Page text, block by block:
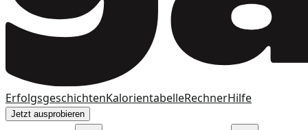
ErfolgsgeschichtenKalorientabelleRechnerHilfe
Jetzt ausprobieren